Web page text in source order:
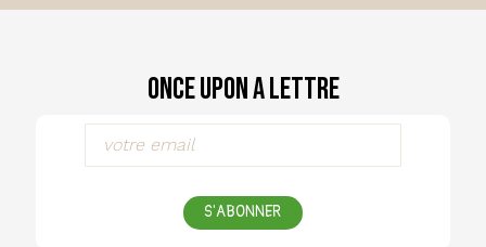
Once Upon a Lettre
S'ABONNER